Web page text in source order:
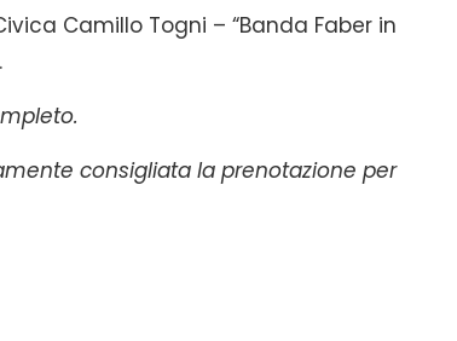
Camillo Togni – “Banda Faber in
consigliata la prenotazione per